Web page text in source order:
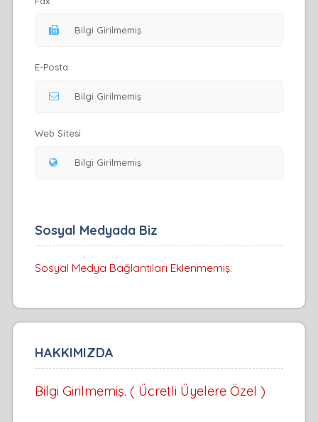
E-Posta
Web Sitesi
Sosyal Medyada Biz
Sosyal Medya Bağlantıları Eklenmemiş.
HAKKIMIZDA
Bilgi Girilmemiş. ( Ücretli Üyelere Özel )